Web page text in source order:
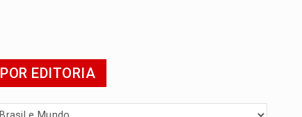
POR EDITORIA